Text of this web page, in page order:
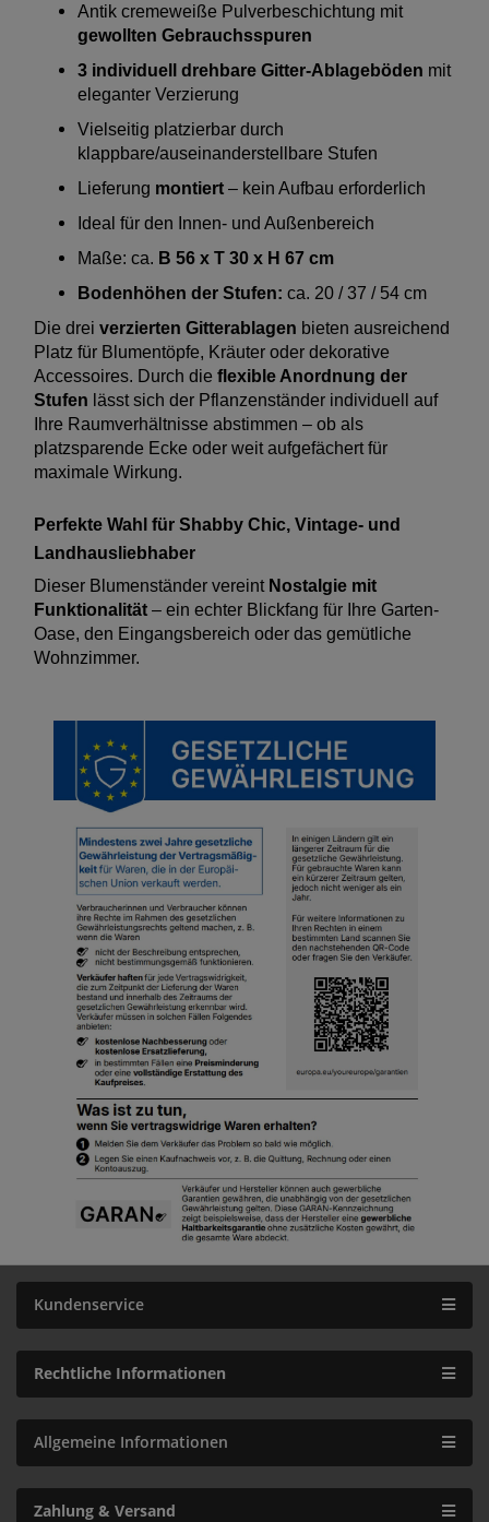
Antik cremeweiße Pulverbeschichtung mit
gewollten Gebrauchsspuren
3 individuell drehbare Gitter-Ablageböden mit
eleganter Verzierung
Vielseitig platzierbar durch
klappbare/auseinanderstellbare Stufen
Lieferung montiert – kein Aufbau erforderlich
Ideal für den Innen- und Außenbereich
Maße: ca. B 56 x T 30 x H 67 cm
Bodenhöhen der Stufen: ca. 20 / 37 / 54 cm
Die drei verzierten Gitterablagen bieten ausreichend
Platz für Blumentöpfe, Kräuter oder dekorative
Accessoires. Durch die flexible Anordnung der
Stufen lässt sich der Pflanzenständer individuell auf
Ihre Raumverhältnisse abstimmen – ob als
platzsparende Ecke oder weit aufgefächert für
maximale Wirkung.
Perfekte Wahl für Shabby Chic, Vintage- und
Landhausliebhaber
Dieser Blumenständer vereint Nostalgie mit
Funktionalität – ein echter Blickfang für Ihre Garten-
Oase, den Eingangsbereich oder das gemütliche
Wohnzimmer.
Kundenservice
Rechtliche Informationen
Allgemeine Informationen
Zahlung & Versand